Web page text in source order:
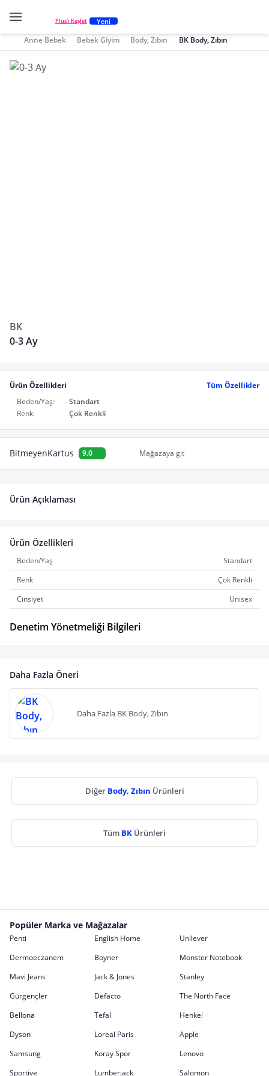
Plus'ı Keşfet Yeni
Anne Bebek Bebek Giyim Body, Zıbın BK Body, Zıbın
BK
0-3 Ay
Ürün Özellikleri
Tüm Özellikler
Beden/Yaş:
Standart
Renk:
Çok Renkli
BitmeyenKartus 9.0 Mağazaya git
Ürün Açıklaması
Ürün Özellikleri
Beden/Yaş
Standart
Renk
Çok Renkli
Cinsiyet
Unisex
Denetim Yönetmeliği Bilgileri
Daha Fazla Öneri
Daha Fazla BK Body, Zıbın
Diğer Body, Zıbın Ürünleri
Tüm BK Ürünleri
Popüler Marka ve Mağazalar
Penti English Home
Unilever
Dermoeczanem
Boyner
Monster Notebook
Mavi Jeans
Jack & Jones
Stanley
Gürgençler
Defacto
The North Face
Bellona
Tefal
Henkel
Dyson
Loreal Paris
Apple
Samsung
Koray Spor
Lenovo
Sportive
Lumberjack Salomon